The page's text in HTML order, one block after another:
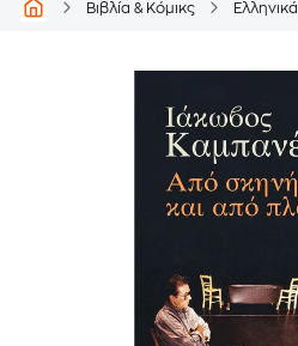
Βιβλία & Κόμικς Ελληνικά